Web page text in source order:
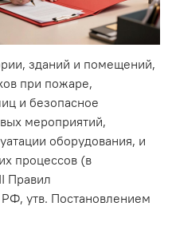
зданий и помещений,
при пожаре,
и безопасное
мероприятий,
оборудования, и
процессов (в
Правил
утв. Постановлением